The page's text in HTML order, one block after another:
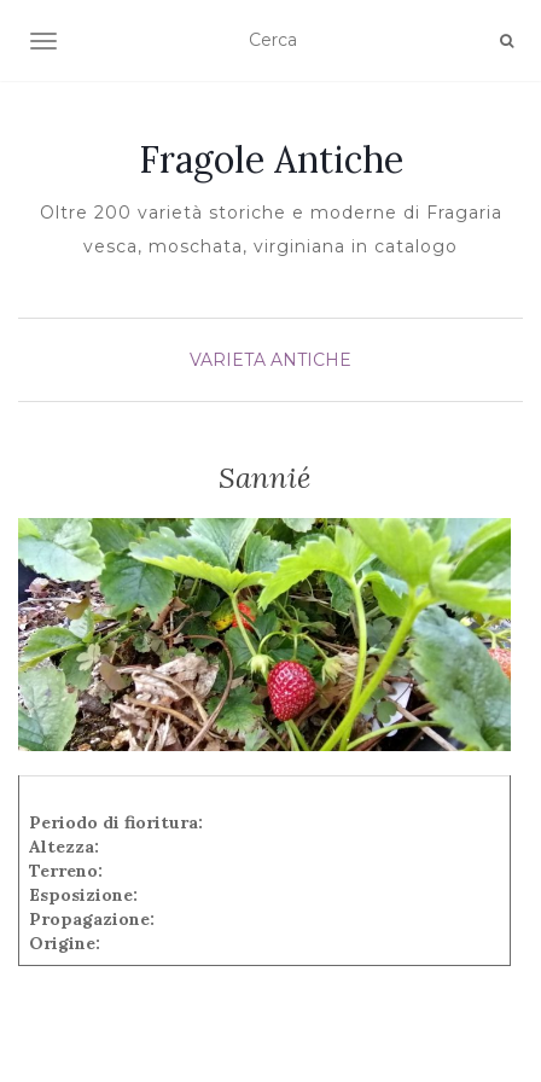
TOGGLE NAVIGATION
Fragole Antiche
Oltre 200 varietà storiche e moderne di Fragaria
vesca, moschata, virginiana in catalogo
VARIETA ANTICHE
Sannié
Periodo di fioritura:
Altezza:
Terreno:
Esposizione:
Propagazione:
Origine: